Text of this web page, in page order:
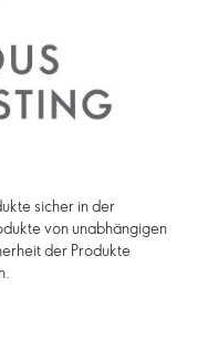
sicher in der
von unabhängigen
der Produkte